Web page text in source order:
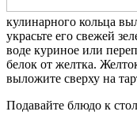
кулинарного кольца
украсьте его свежей
воде куриное или
белок от желтка.
выложите сверху на
Подавайте блюдо к